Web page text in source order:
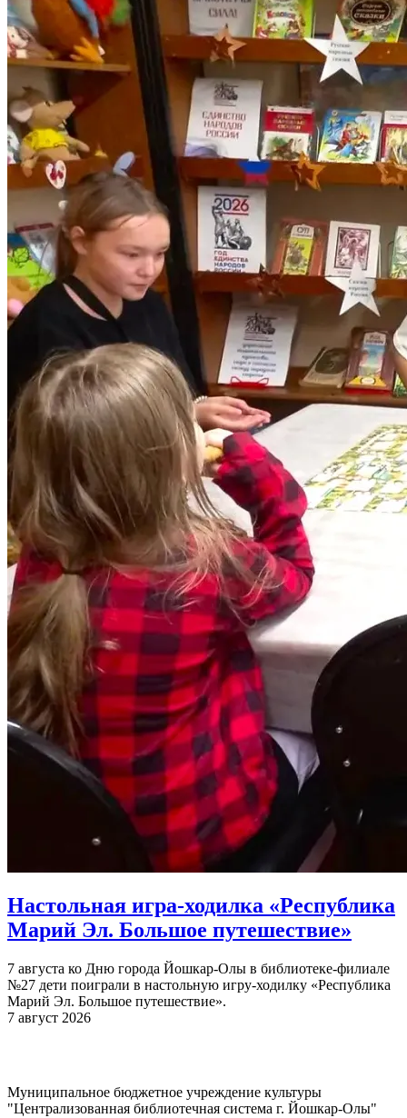
Настольная игра-ходилка «Республика
Марий Эл. Большое путешествие»
7 августа ко Дню города Йошкар-Олы в библиотеке-филиале
№27 дети поиграли в настольную игру-ходилку «Республика
Марий Эл. Большое путешествие».
7 август 2026
Муниципальное бюджетное учреждение культуры
"Централизованная библиотечная система г. Йошкар-Олы"